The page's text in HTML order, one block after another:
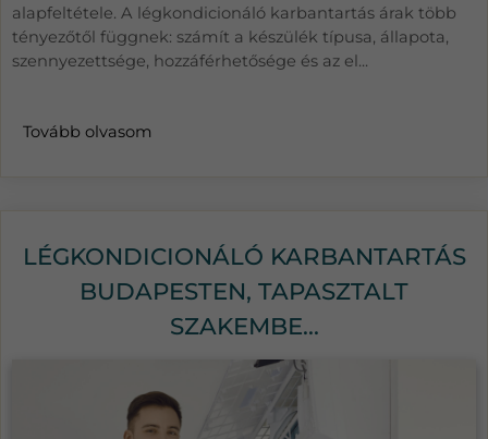
alapfeltétele. A légkondicionáló karbantartás árak több
tényezőtől függnek: számít a készülék típusa, állapota,
szennyezettsége, hozzáférhetősége és az el...
Tovább olvasom
LÉGKONDICIONÁLÓ KARBANTARTÁS
BUDAPESTEN, TAPASZTALT
SZAKEMBE...